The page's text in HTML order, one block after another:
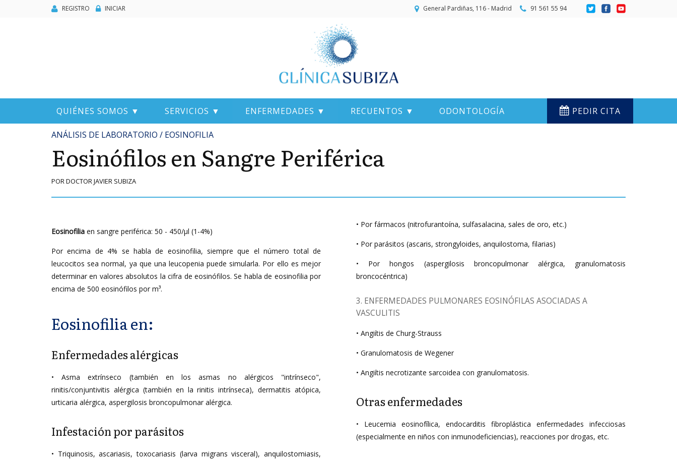
REGISTRO INICIAR General Pardiñas, 116 - Madrid 91 561 55 94
QUIÉNES SOMOS ▼ SERVICIOS ▼ ENFERMEDADES ▼ RECUENTOS ▼ ODONTOLOGÍA PEDIR CITA
ANÁLISIS DE LABORATORIO / EOSINOFILIA
Eosinófilos en Sangre Periférica
POR DOCTOR JAVIER SUBIZA
Eosinofilia en sangre periférica: 50 - 450/µl (1-4%)
Por encima de 4% se habla de eosinofilia, siempre que el número total de
leucocitos sea normal, ya que una leucopenia puede simularla. Por ello es mejor
determinar en valores absolutos la cifra de eosinófilos. Se habla de eosinofilia por
encima de 500 eosinófilos por m³.
Eosinofilia en:
Enfermedades alérgicas
• Asma extrínseco (también en los asmas no alérgicos "intrínseco",
rinitis/conjuntivitis alérgica (también en la rinitis intrínseca), dermatitis atópica,
urticaria alérgica, aspergilosis broncopulmonar alérgica.
Infestación por parásitos
• Triquinosis, ascariasis, toxocariasis (larva migrans visceral), anquilostomiasis,
• Por fármacos (nitrofurantoína, sulfasalacina, sales de oro, etc.)
• Por parásitos (ascaris, strongyloides, anquilostoma, filarias)
• Por hongos (aspergilosis broncopulmonar alérgica, granulomatosis
broncocéntrica)
3. ENFERMEDADES PULMONARES EOSINÓFILAS ASOCIADAS A
VASCULITIS
• Angiítis de Churg-Strauss
• Granulomatosis de Wegener
• Angiítis necrotizante sarcoidea con granulomatosis.
Otras enfermedades
• Leucemia eosinofílica, endocarditis fibroplástica enfermedades infecciosas
(especialmente en niños con inmunodeficiencias), reacciones por drogas, etc.